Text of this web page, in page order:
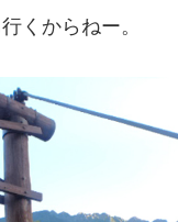
くからねー。